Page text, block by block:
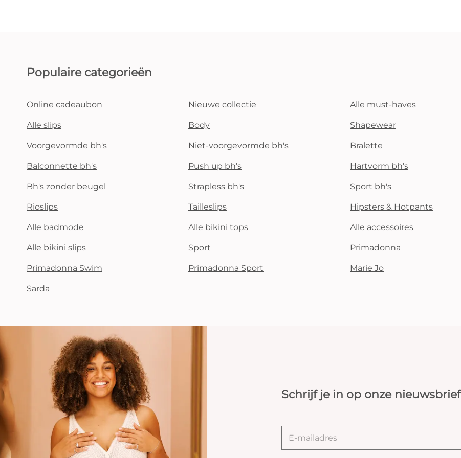
Populaire categorieën
Online cadeaubon Nieuwe collectie Alle must-haves
Alle slips Body Shapewear
Voorgevormde bh's Niet-voorgevormde bh's Bralette
Balconnette bh's Push up bh's Hartvorm bh's
Bh's zonder beugel Strapless bh's Sport bh's
Rioslips Tailleslips Hipsters & Hotpants
Alle badmode Alle bikini tops Alle accessoires
Alle bikini slips Sport Primadonna
Primadonna Swim Primadonna Sport Marie Jo
Sarda
Schrijf je in op onze nieuwsbrief